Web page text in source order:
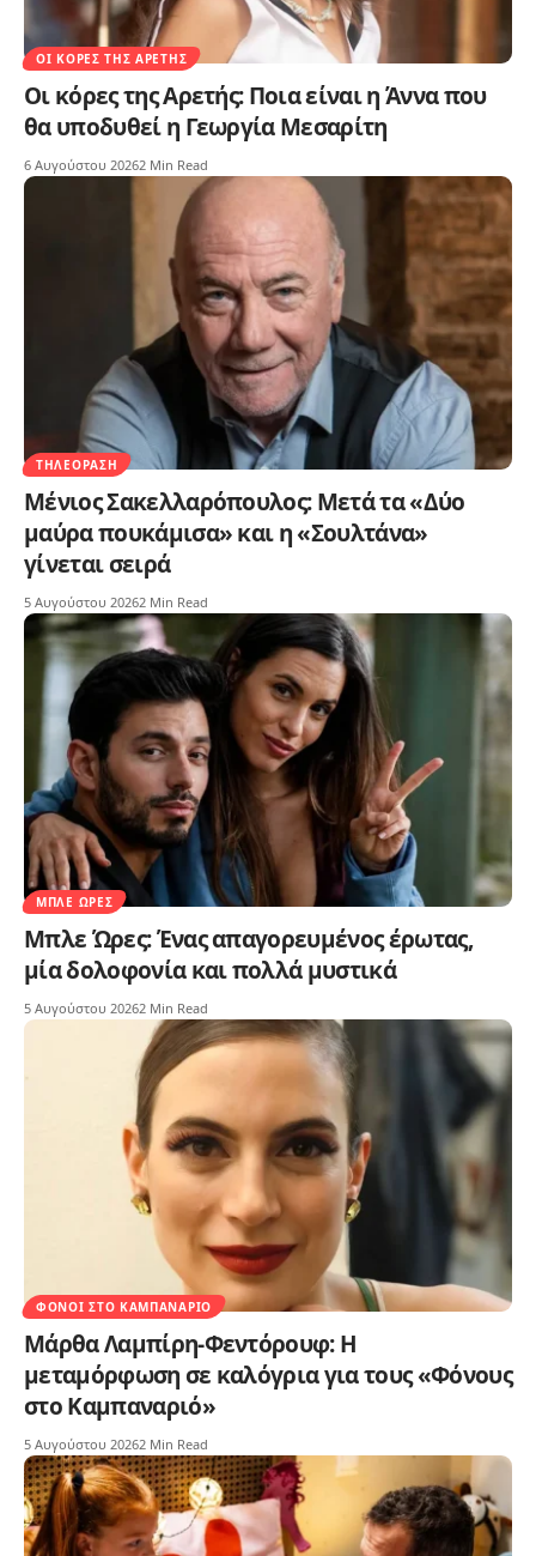
ΟΙ ΚΌΡΕΣ ΤΗΣ ΑΡΕΤΉΣ
Οι κόρες της Αρετής: Ποια είναι η Άννα που
θα υποδυθεί η Γεωργία Μεσαρίτη
6 Αυγούστου 20262 Min Read
ΤΗΛΕΌΡΑΣΗ
Μένιος Σακελλαρόπουλος: Μετά τα «Δύο
μαύρα πουκάμισα» και η «Σουλτάνα»
γίνεται σειρά
5 Αυγούστου 20262 Min Read
ΜΠΛΕ ΏΡΕΣ
Μπλε Ώρες: Ένας απαγορευμένος έρωτας,
μία δολοφονία και πολλά μυστικά
5 Αυγούστου 20262 Min Read
ΦΌΝΟΙ ΣΤΟ ΚΑΜΠΑΝΑΡΙΌ
Μάρθα Λαμπίρη-Φεντόρουφ: Η
μεταμόρφωση σε καλόγρια για τους «Φόνους
στο Καμπαναριό»
5 Αυγούστου 20262 Min Read